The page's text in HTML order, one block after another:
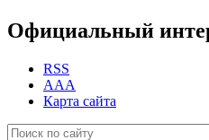
Официальный
RSS
AAA
Карта сайта